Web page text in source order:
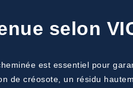
selon
est essentiel pour
de créosote, un résidu